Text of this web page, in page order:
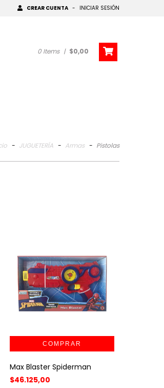
CREAR CUENTA - INICIAR SESIÓN
0 Items | $0,00
- JUGUETERÍA - Armas - Pistolas
Max Blaster Spiderman
$46.125,00